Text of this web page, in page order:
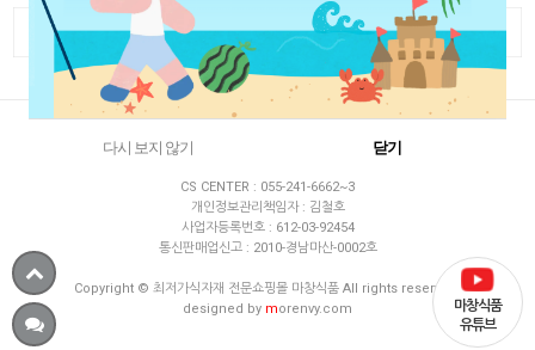
COMPANY : 마창식품 / OWNER : 김철호
CS CENTER : 055-241-6662~3
개인정보관리책임자 : 김철호
사업자등록번호 : 612-03-92454
통신판매업신고 : 2010-경남마산-0002호
Copyright © 최저가식자재 전문쇼핑몰 마창식품 All rights reserved.
designed by morenvy.com
마창식품
유튜브
다시 보지 않기 닫기